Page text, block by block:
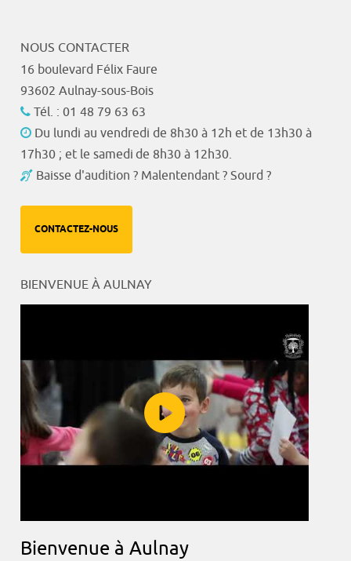
NOUS CONTACTER
16 boulevard Félix Faure
93602 Aulnay-sous-Bois
Tél. : 01 48 79 63 63
Du lundi au vendredi de 8h30 à 12h et de 13h30 à
17h30 ; et le samedi de 8h30 à 12h30.
Baisse d'audition ? Malentendant ? Sourd ?
CONTACTEZ-NOUS
BIENVENUE À AULNAY
Bienvenue à Aulnay